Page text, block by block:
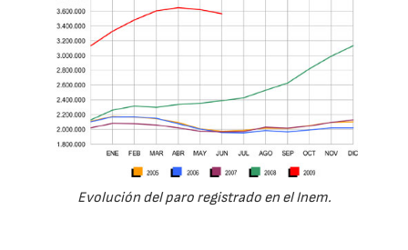
Evolución del paro registrado en el Inem.